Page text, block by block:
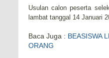
Usulan calon peserta
lambat tanggal 14 Januari
Baca Juga : BEASISWA
ORANG